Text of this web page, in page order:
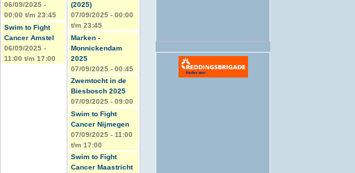
06/09/2025 -
00:00 t/m 23:45
Swim to Fight
Cancer Amstel
06/09/2025 -
11:00 t/m 17:00
(2025)
07/09/2025 - 00:00
t/m 23:45
Marken -
Monnickendam
2025
07/09/2025 - 00:45
Zwemtocht in de
Biesbosch 2025
07/09/2025 - 09:00
Swim to Fight
Cancer Nijmegen
07/09/2025 - 11:00
t/m 17:00
Swim to Fight
Cancer Maastricht